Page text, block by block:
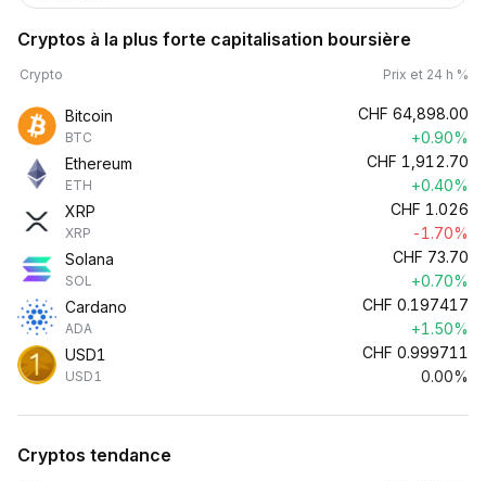
Cryptos à la plus forte capitalisation boursière
Crypto Prix et 24 h %
Bitcoin
BTC
CHF 64,898.00
+0.90%
Ethereum
ETH
CHF 1,912.70
+0.40%
XRP
XRP
CHF 1.026
-1.70%
Solana
SOL
CHF 73.70
+0.70%
Cardano
ADA
CHF 0.197417
+1.50%
USD1
USD1
CHF 0.999711
0.00%
Cryptos tendance